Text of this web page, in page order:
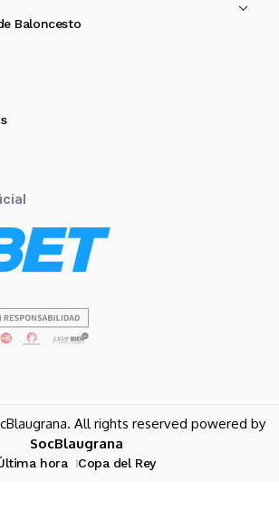
Baloncesto
All rights reserved powered by
SocBlaugrana
hora Copa del Rey